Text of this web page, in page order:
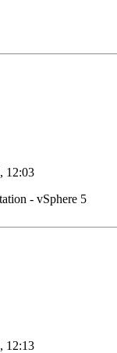
12:03
- vSphere 5
12:13